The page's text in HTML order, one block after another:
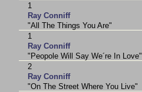
1
Ray Conniff
"All The Things You Are"
1
Ray Conniff
"Peopole Will Say We´re In Love"
2
Ray Conniff
"On The Street Where You Live"